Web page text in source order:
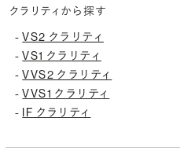
クラリティから探す
-VS2 クラリティ
-VS1 クラリティ
-VVS2 クラリティ
-VVS1 クラリティ
- IF クラリティ